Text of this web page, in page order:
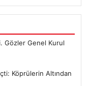
Gözler Genel Kurul
Köprülerin Altından